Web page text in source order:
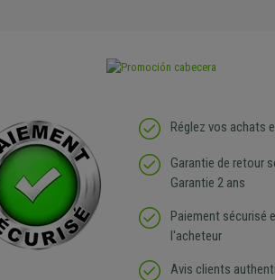
Réglez vos achats
Garantie de retour
Garantie 2 ans
Paiement sécurisé
l'acheteur
Avis clients